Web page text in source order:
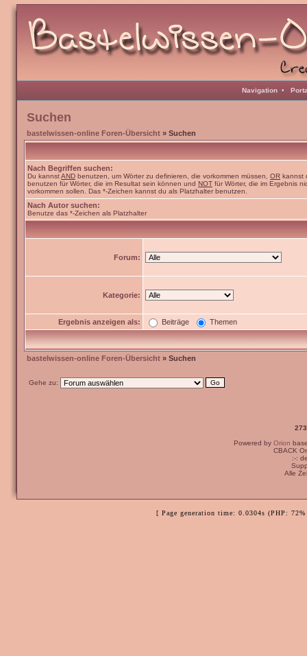
Navigation •
Suchen
bastelwissen-online Foren-Übersicht » Suchen
Nach Begriffen suchen:
Du kannstAND benutzen, um Wörter zu definieren, die vorkommen müssen, OR kannst
benutzen für Wörter, die im Resultat sein können und NOT für Wörter, die im Ergebnis
vorkommen sollen. Das *-Zeichen kannst du als Platzhalter benutzen.
Nach Autor suchen:
Benutze das *-Zeichen als Platzhalter
Forum:
Kategorie:
Ergebnis anzeigen als: Beiträge Themen
bastelwissen-online Foren-Übersicht » Suchen
Gehe zu:
Powered by Orion
CBACK
:-:
Alle
[ Page generation time: 0.0304s (PHP: